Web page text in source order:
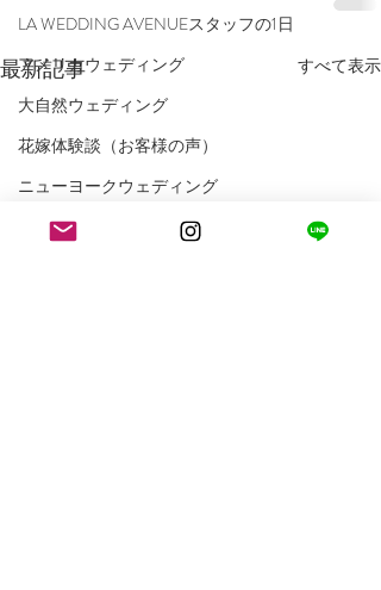
LA WEDDING AVENUEスタッフの1日
アメリカウェディング
大自然ウェディング
花嫁体験談（お客様の声）
ニューヨークウェディング
ニューヨークフォトウェディング
最新記事 すべて表示